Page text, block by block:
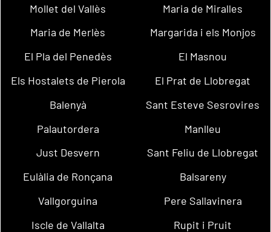
Mollet del Vallès
Maria de Miralles
Maria de Merlès
Margarida i els Monjos
El Pla del Penedès
El Masnou
Els Hostalets de Pierola
El Prat de Llobregat
Balenyà
Sant Esteve Sesrovires
Palautordera
Manlleu
Just Desvern
Sant Feliu de Llobregat
Eulàlia de Ronçana
Balsareny
Vallgorguina
Pere Sallavinera
Iscle de Vallalta
Rupit i Pruit